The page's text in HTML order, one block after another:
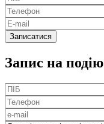
Запис на подію